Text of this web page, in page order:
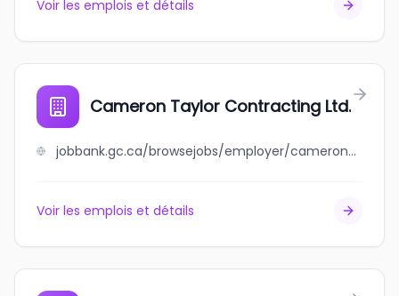
Voir les emplois et détails
Cameron Taylor Contracting Ltd.
jobbank.gc.ca/browsejobs/employer/cameron+taylor+contracting+ltd./ca
Voir les emplois et détails